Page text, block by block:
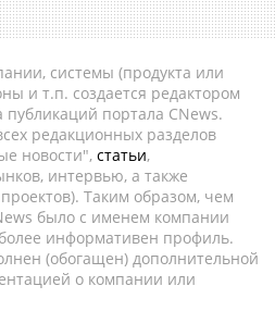
системы (продукта или
и т.п. создается редактором
портала CNews.
редакционных разделов
новости", статьи,
интервью, а также
Таким образом, чем
было с именем компании
информативен профиль.
(обогащен) дополнительной
о компании или